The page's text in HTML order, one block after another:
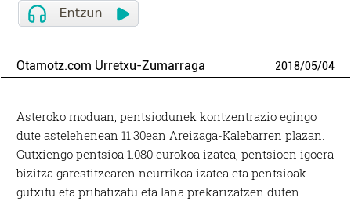
Otamotz.com Urretxu-Zumarraga 2018/05/04
Asteroko moduan, pentsiodunek kontzentrazio egingo
dute astelehenean 11:30ean Areizaga-Kalebarren plazan.
Gutxiengo pentsioa 1.080 eurokoa izatea, pentsioen igoera
bizitza garestitzearen neurrikoa izatea eta pentsioak
gutxitu eta pribatizatu eta lana prekarizatzen duten